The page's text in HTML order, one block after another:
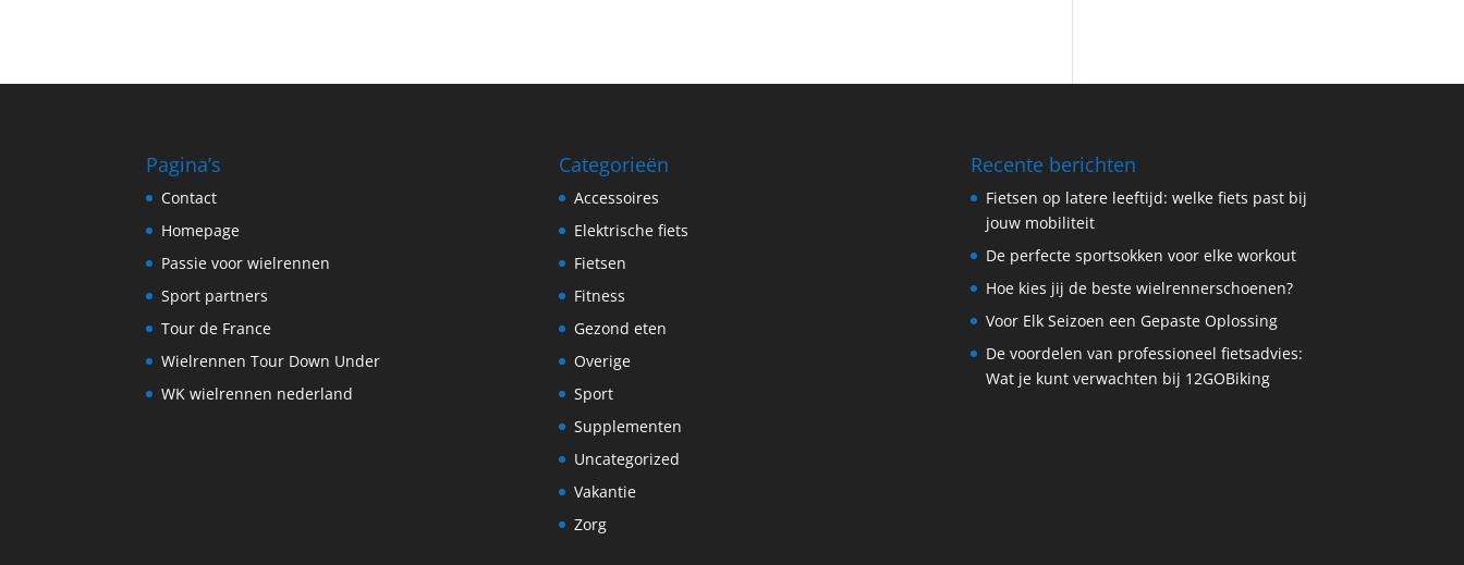
Pagina’s
Contact
Homepage
Passie voor wielrennen
Sport partners
Tour de France
Wielrennen Tour Down Under
WK wielrennen nederland
Categorieën
Accessoires
Elektrische fiets
Fietsen
Fitness
Gezond eten
Overige
Sport
Supplementen
Uncategorized
Vakantie
Zorg
Recente berichten
Fietsen op latere leeftijd: welke fiets past bij
jouw mobiliteit
De perfecte sportsokken voor elke workout
Hoe kies jij de beste wielrennerschoenen?
Voor Elk Seizoen een Gepaste Oplossing
De voordelen van professioneel fietsadvies:
Wat je kunt verwachten bij 12GOBiking